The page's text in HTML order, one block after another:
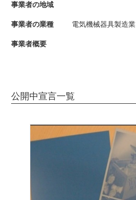
事業者の地域
事業者の業種 電気機械器具製造業
事業者概要
公開中宣言一覧